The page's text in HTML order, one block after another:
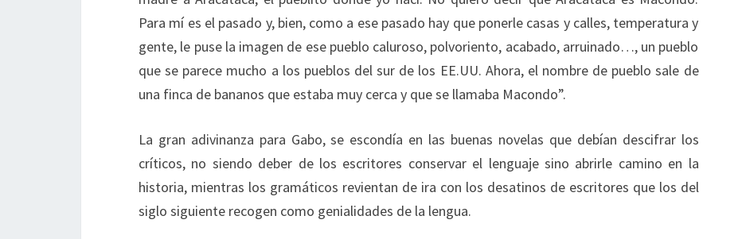
Para mí es el pasado y, bien, como a ese pasado hay que ponerle casas y calles, temperatura y
gente, le puse la imagen de ese pueblo caluroso, polvoriento, acabado, arruinado…, un pueblo
que se parece mucho a los pueblos del sur de los EE.UU. Ahora, el nombre de pueblo sale de
una finca de bananos que estaba muy cerca y que se llamaba Macondo”.
La gran adivinanza para Gabo, se escondía en las buenas novelas que debían descifrar los
críticos, no siendo deber de los escritores conservar el lenguaje sino abrirle camino en la
historia, mientras los gramáticos revientan de ira con los desatinos de escritores que los del
siglo siguiente recogen como genialidades de la lengua.